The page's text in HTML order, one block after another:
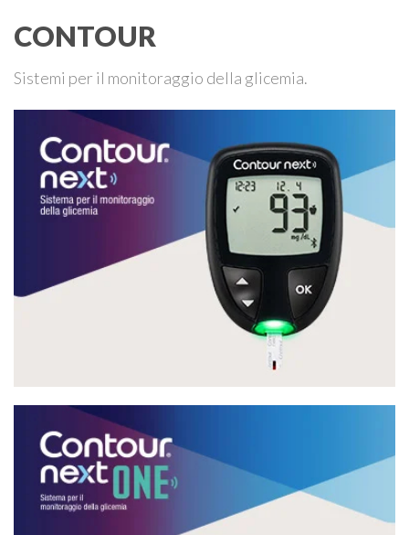
CONTOUR
Sistemi per il monitoraggio della glicemia.